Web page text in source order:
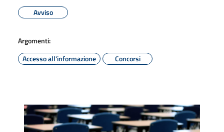
Avviso
Argomenti:
Accesso all'informazione
Concorsi